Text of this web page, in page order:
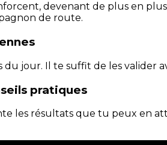
devenant de plus en
de route.
du jour. Il te suffit de les valider
pratiques
les résultats que tu peux en